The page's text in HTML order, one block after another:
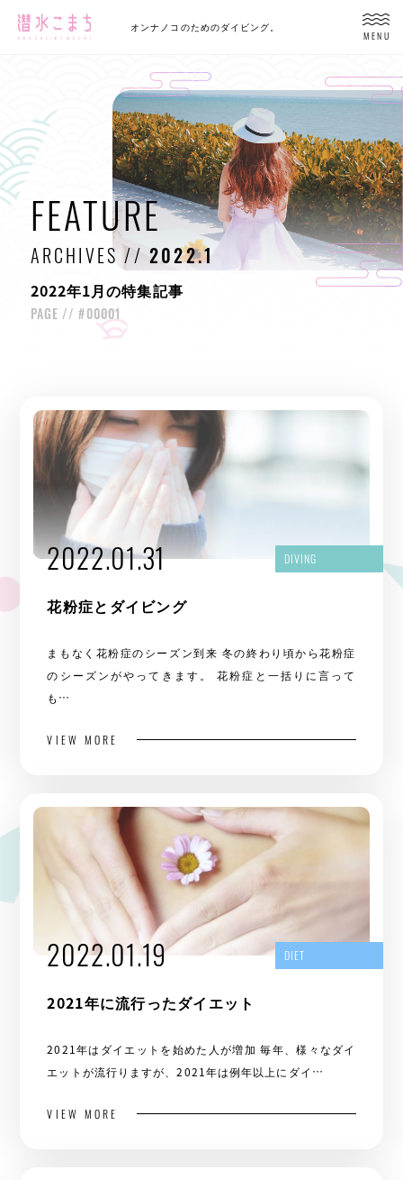
MENU
オンナノコのためのダイビング。
FEATURE
ARCHIVES // 2022.1
2022年1月の特集記事
PAGE // #00001
2022.01.31 DIVING
花粉症とダイビング
まもなく花粉症のシーズン到来 冬の終わり頃から花粉症
のシーズンがやってきます。 花粉症と一括りに言って
も…
VIEW MORE
2022.01.19 DIET
2021年に流行ったダイエット
2021年はダイエットを始めた人が増加 毎年、様々なダイ
エットが流行りますが、2021年は例年以上にダイ…
VIEW MORE